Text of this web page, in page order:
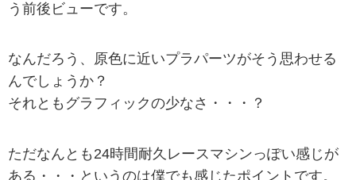
う前後ビューです。
なんだろう、原色に近いプラパーツがそう思わせる
んでしょうか？
それともグラフィックの少なさ・・・？
ただなんとも24時間耐久レースマシンっぽい感じが
ある・・・というのは僕でも感じたポイントです。